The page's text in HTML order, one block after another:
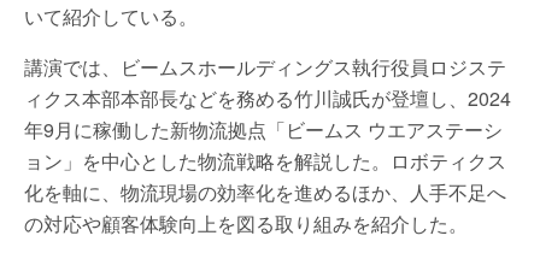
いて紹介している。
講演では、ビームスホールディングス執行役員ロジステ
ィクス本部本部長などを務める竹川誠氏が登壇し、2024
年9月に稼働した新物流拠点「ビームス ウエアステーシ
ョン」を中心とした物流戦略を解説した。ロボティクス
化を軸に、物流現場の効率化を進めるほか、人手不足へ
の対応や顧客体験向上を図る取り組みを紹介した。